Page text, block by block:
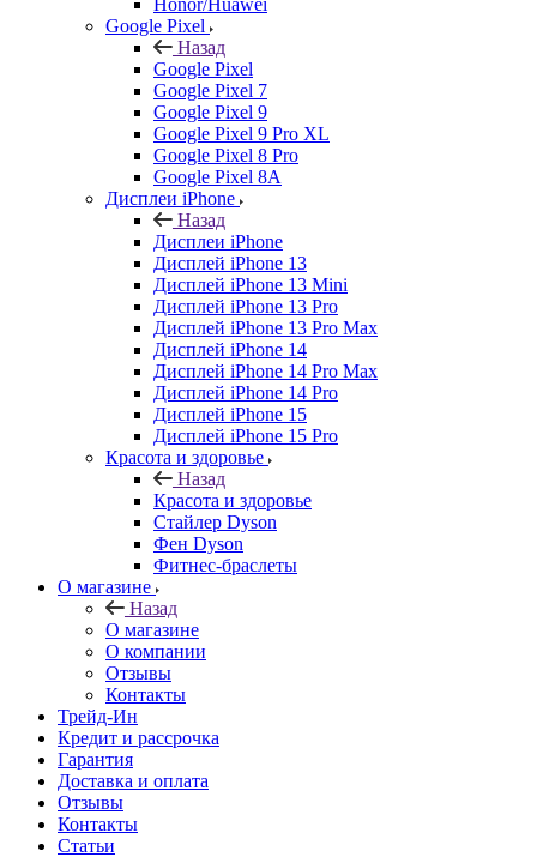
Honor/Huawei
Google Pixel
Назад
Google Pixel
Google Pixel 7
Google Pixel 9
Google Pixel 9 Pro XL
Google Pixel 8 Pro
Google Pixel 8A
Дисплеи iPhone
Назад
Дисплеи iPhone
Дисплей iPhone 13
Дисплей iPhone 13 Mini
Дисплей iPhone 13 Pro
Дисплей iPhone 13 Pro Max
Дисплей iPhone 14
Дисплей iPhone 14 Pro Max
Дисплей iPhone 14 Pro
Дисплей iPhone 15
Дисплей iPhone 15 Pro
Красота и здоровье
Назад
Красота и здоровье
Стайлер Dyson
Фен Dyson
Фитнес-браслеты
О магазине
Назад
О магазине
О компании
Отзывы
Контакты
Трейд-Ин
Кредит и рассрочка
Гарантия
Доставка и оплата
Отзывы
Контакты
Статьи